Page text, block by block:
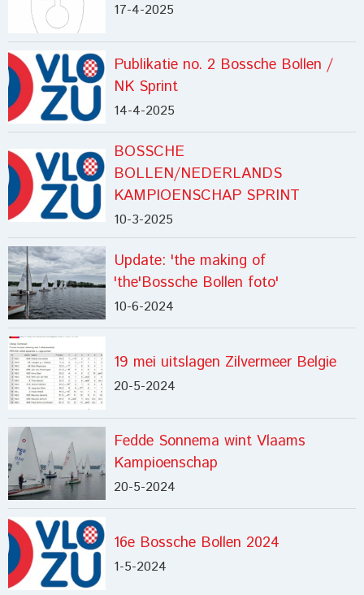
17-4-2025
Publikatie no. 2 Bossche Bollen /
NK Sprint
14-4-2025
BOSSCHE
BOLLEN/NEDERLANDS
KAMPIOENSCHAP SPRINT
10-3-2025
Update: 'the making of
'the'Bossche Bollen foto'
10-6-2024
19 mei uitslagen Zilvermeer Belgie
20-5-2024
Fedde Sonnema wint Vlaams
Kampioenschap
20-5-2024
16e Bossche Bollen 2024
1-5-2024